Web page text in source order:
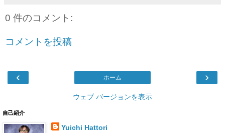
0 件のコメント:
コメントを投稿
‹ ›
ホーム
ウェブ バージョンを表示
自己紹介
Yuichi Hattori